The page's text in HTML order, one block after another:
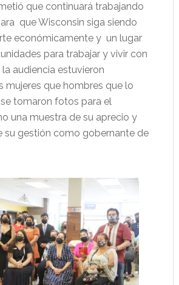
que continuará trabajando
que Wisconsin siga siendo
económicamente y un lugar
para trabajar y vivir con
la audiencia estuvieron
mujeres que hombres que lo
tomaron fotos para el
una muestra de su aprecio y
su gestión como gobernante de